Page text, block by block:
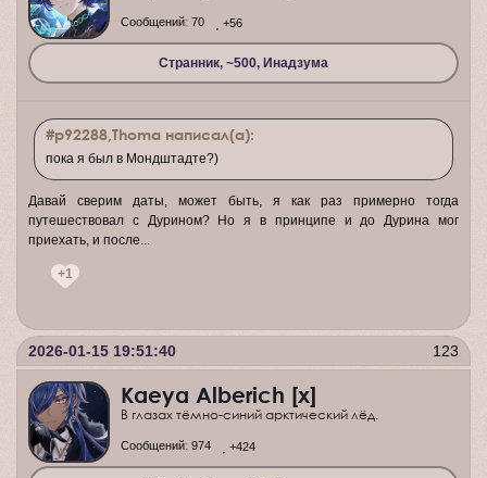
Странник, ~500, Инадзума
Сообщений: 70 +56
#p92288,Thoma написал(а):
пока я был в Мондштадте?)
Давай сверим даты, может быть, я как раз примерно тогда
путешествовал с Дурином? Но я в принципе и до Дурина мог
приехать, и после...
+1
123
2026-01-15 19:51:40
Kaeya Alberich [x]
В глазах тёмно-синий арктический лёд.
Сообщений: 974 +424